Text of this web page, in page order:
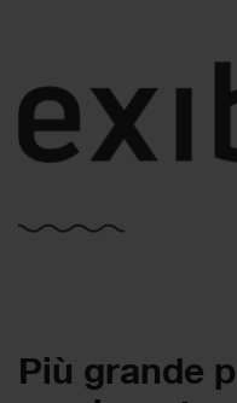
Più grande